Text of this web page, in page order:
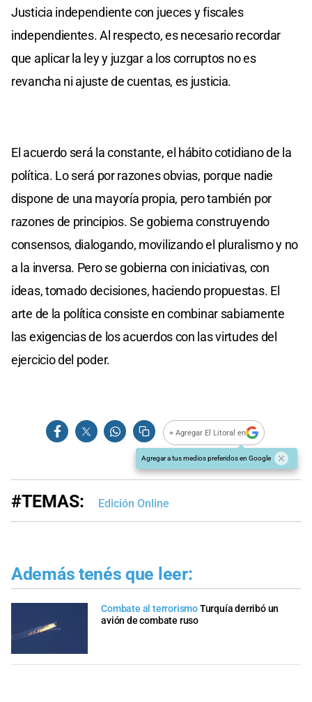
Justicia independiente con jueces y fiscales
independientes. Al respecto, es necesario recordar
que aplicar la ley y juzgar a los corruptos no es
revancha ni ajuste de cuentas, es justicia.
El acuerdo será la constante, el hábito cotidiano de la
política. Lo será por razones obvias, porque nadie
dispone de una mayoría propia, pero también por
razones de principios. Se gobierna construyendo
consensos, dialogando, movilizando el pluralismo y no
a la inversa. Pero se gobierna con iniciativas, con
ideas, tomado decisiones, haciendo propuestas. El
arte de la política consiste en combinar sabiamente
las exigencias de los acuerdos con las virtudes del
ejercicio del poder.
+ Agregar El Litoral en
Agregar a tus medios preferidos en Google
#TEMAS: Edición Online
Además tenés que leer:
Combate al terrorismoTurquía derribó un
avión de combate ruso